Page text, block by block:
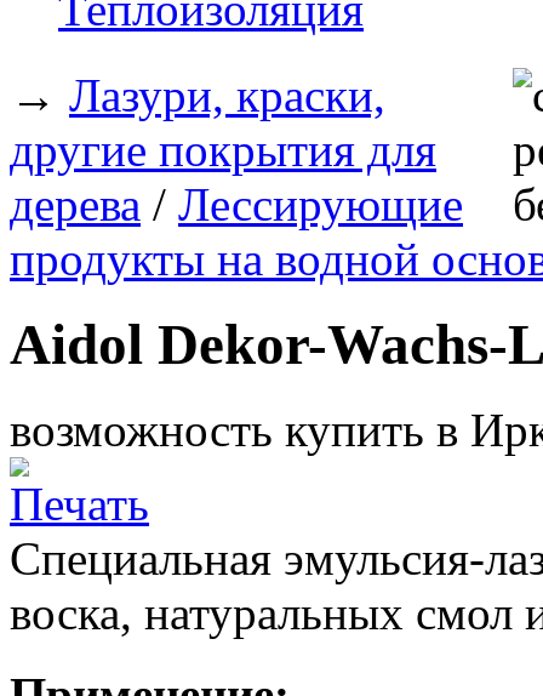
→ Лазури, краски,
другие покрытия для
дерева / Лессирующие
продукты на водной
Aidol Dekor-Wachs-
возможность купить в
Специальная эмульсия-
воска, натуральных смол